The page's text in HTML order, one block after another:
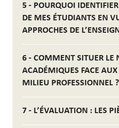
5 - POURQUOI
DE MES ÉTUDIANTS EN
APPROCHES DE
6 - COMMENT SITUER LE
ACADÉMIQUES FACE AUX
MILIEU PROFESSIONNEL ?
7 - L’ÉVALUATION : LES